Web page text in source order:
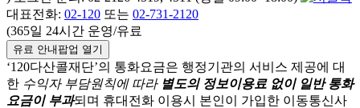
대표전화: 02-120 또는 02-731-2120
(365일 24시간 운영/유료
유료 안내팝업 열기
‘120다산콜재단’의 통화요금은 행정기관의 서비스 제공에 대
한 수익자 부담원칙에 따라 별도의 정보이용료 없이 일반 통화
요금이 부과되며 휴대전화 이용시 본인이 가입한 이동통신사